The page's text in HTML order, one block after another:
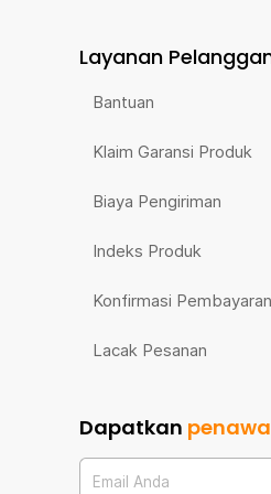
Layanan
Bantuan
Klaim Garansi Produk
Biaya Pengiriman
Indeks Produk
Konfirmasi Pembayaran
Lacak Pesanan
Dapatkan
Email Anda